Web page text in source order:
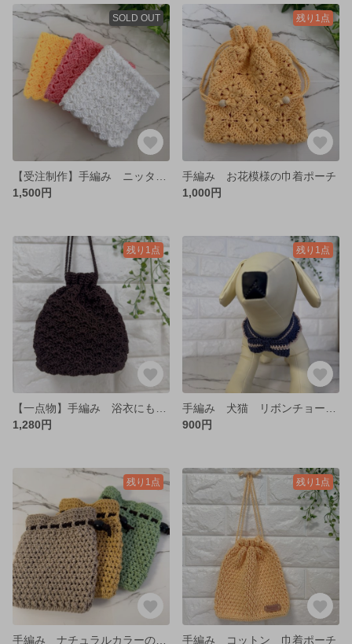
SOLD OUT
1,500円
残り1点
手編み お花模様の巾着ポーチ
1,000円
残り1点
1,280円
残り1点
900円
残り1点 残り1点
手編み コットン 巾着ポーチ